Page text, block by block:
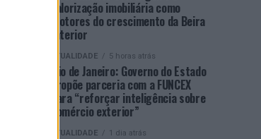
valorização imobiliária como
motores do crescimento da Beira
Interior
ATUALIDADE 5 horas atrás
Rio de Janeiro: Governo do Estado
propõe parceria com a FUNCEX
para “reforçar inteligência sobre
comércio exterior”
ATUALIDADE 1 dia atrás